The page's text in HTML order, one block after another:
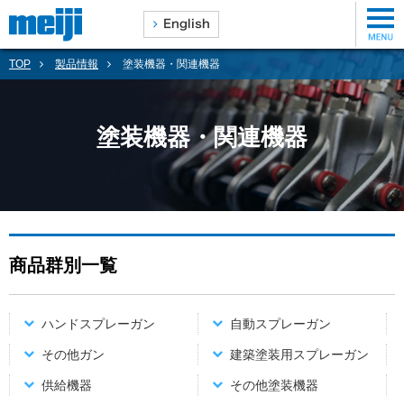
TOP 製品情報 塗装機器・関連機器
塗装機器・関連機器
商品群別一覧
ハンドスプレーガン 自動スプレーガン
その他ガン 建築塗装用スプレーガン
供給機器 その他塗装機器